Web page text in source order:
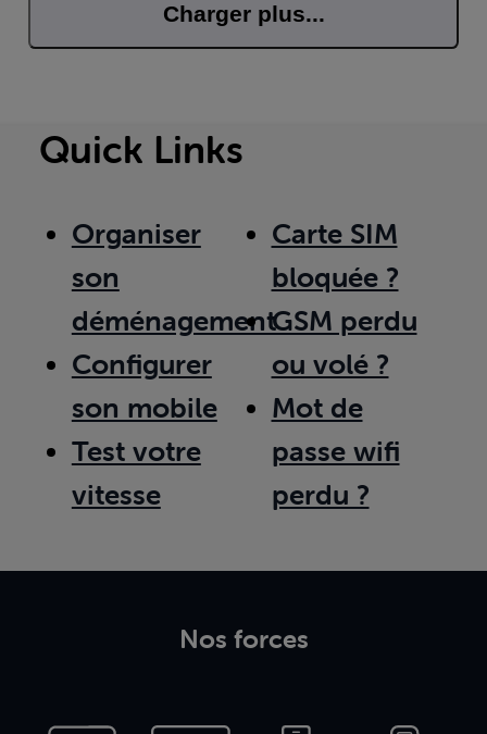
Charger plus...
Quick Links
Organiser
son
déménagement
Configurer
son mobile
Test votre
vitesse
Carte SIM
bloquée ?
GSM perdu
ou volé ?
Mot de
passe wifi
perdu ?
Nos forces